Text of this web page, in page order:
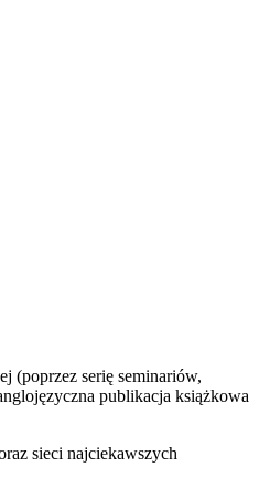
(poprzez serię seminariów,
publikacja książkowa
sieci najciekawszych